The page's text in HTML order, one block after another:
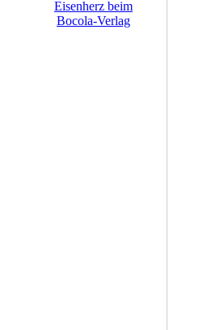
Eisenherz beim
Bocola-Verlag